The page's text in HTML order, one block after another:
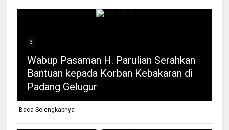
3
Wabup Pasaman H. Parulian Serahkan
Bantuan kepada Korban Kebakaran di
Padang Gelugur
Baca Selengkapnya